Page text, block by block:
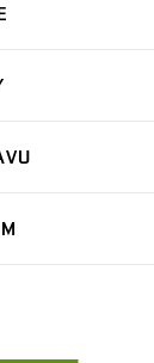
státní zkoušky